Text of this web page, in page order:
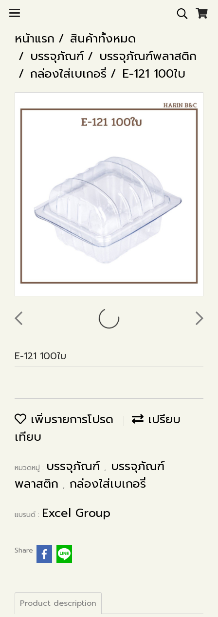
หน้าแรก
สินค้าทั้งหมด
บรรจุภัณฑ์
บรรจุภัณฑ์พลาสติก
กล่องใส่เบเกอรี่
E-121 100ใบ
E-121 100ใบ
เพิ่มรายการโปรด
เปรียบ
เทียบ
หมวดหมู่ : บรรจุภัณฑ์ ,
บรรจุภัณฑ์
พลาสติก , กล่องใส่เบเกอรี่
แบรนด์ : Excel Group
Share
Product description